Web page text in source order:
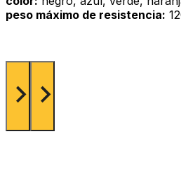
peso máximo de resistencia: